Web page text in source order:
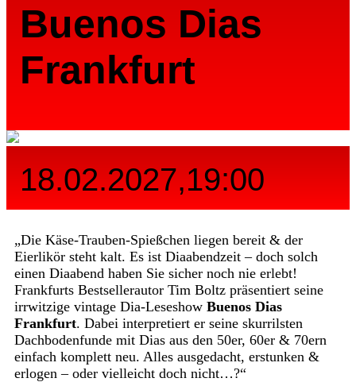
Buenos Dias
Frankfurt
18.02.2027,19:00
„Die Käse-Trauben-Spießchen liegen bereit & der
Eierlikör steht kalt. Es ist Diaabendzeit – doch solch
einen Diaabend haben Sie sicher noch nie erlebt!
Frankfurts Bestsellerautor Tim Boltz präsentiert seine
irrwitzige vintage Dia-Leseshow Buenos Dias
Frankfurt. Dabei interpretiert er seine skurrilsten
Dachbodenfunde mit Dias aus den 50er, 60er & 70ern
einfach komplett neu. Alles ausgedacht, erstunken &
erlogen – oder vielleicht doch nicht…?“